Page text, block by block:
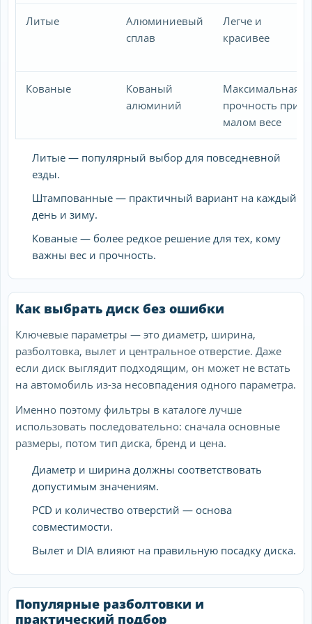
Литые
Алюминиевый
сплав
Легче и
красивее
Кованые
Кованый
алюминий
Максимальная
прочность при
малом весе
Литые — популярный выбор для повседневной
езды.
Штампованные — практичный вариант на каждый
день и зиму.
Кованые — более редкое решение для тех, кому
важны вес и прочность.
Как выбрать диск без ошибки
Ключевые параметры — это диаметр, ширина,
разболтовка, вылет и центральное отверстие. Даже
если диск выглядит подходящим, он может не встать
на автомобиль из-за несовпадения одного параметра.
Именно поэтому фильтры в каталоге лучше
использовать последовательно: сначала основные
размеры, потом тип диска, бренд и цена.
Диаметр и ширина должны соответствовать
допустимым значениям.
PCD и количество отверстий — основа
совместимости.
Вылет и DIA влияют на правильную посадку диска.
Популярные разболтовки и
практический подбор